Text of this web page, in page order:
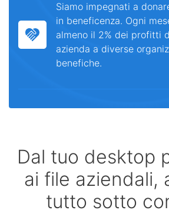
Siamo impegnati a
in beneficenza. Ogni
almeno il 2% dei profitti
azienda a diverse
benefiche.
Dal tuo desktop
ai file aziendali,
tutto sotto